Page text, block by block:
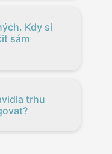
Kdy si
sám
trhu